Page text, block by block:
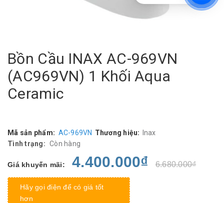
Bồn Cầu INAX AC-969VN
(AC969VN) 1 Khối Aqua
Ceramic
Mã sản phẩm: AC-969VN Thương hiệu:
Inax
Tình trạng: Còn hàng
Giá khuyến mãi: 4.400.000₫ 6.680.000₫
Hãy gọi điện để có giá tốt
hơn